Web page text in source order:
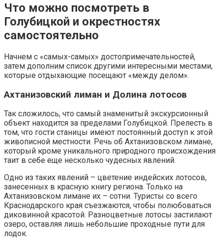
Что можно посмотреть в
Голубицкой и окрестностях
самостоятельно
Начнем с «самых-самых» достопримечательностей,
затем дополним список другими интересными местами,
которые отдыхающие посещают «между делом».
Ахтанизовский лиман и Долина лотосов
Так сложилось, что самый знаменитый экскурсионный
объект находится за пределами Голубицкой. Прелесть в
том, что гости станицы имеют постоянный доступ к этой
живописной местности. Речь об Ахтанизовском лимане,
который кроме уникального природного происхождения
таит в себе еще несколько чудесных явлений.
Одно из таких явлений – цветение индейских лотосов,
занесенных в красную книгу региона. Только на
Ахтанизовском лимане их – сотни. Туристы со всего
Краснодарского края съезжаются, чтобы полюбоваться
диковинной красотой. Разноцветные лотосы застилают
озеро, оставляя лишь небольшие проходные пути для
лодок.